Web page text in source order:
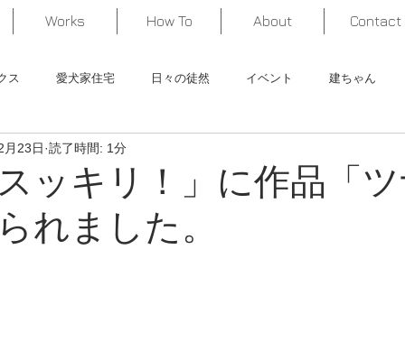
Works How To About Contact
ス 愛犬家住宅 日々の徒然 イベント 建ちゃん
ってみた！ 作品紹介
ッキリ！」に作品「
れました。
月23日 読了時間: 1分